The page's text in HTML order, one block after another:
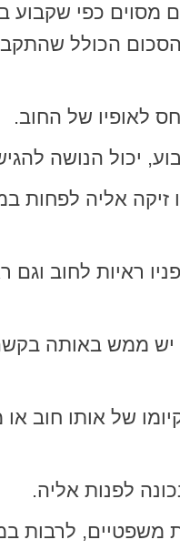
כפי שקבוע
הכולל
לאופיו של החוב.
יכול הנושה
ראיות לחוב
ממש באותה
של אותו חוב
לפנות אליה.
לרבות